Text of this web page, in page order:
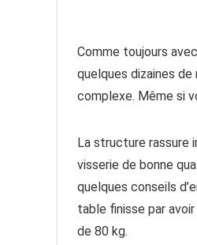
Comme toujours
quelques dizaines
complexe. Même si
La structure rassure
visserie de bonne
quelques conseils
table finisse par
de 80 kg.